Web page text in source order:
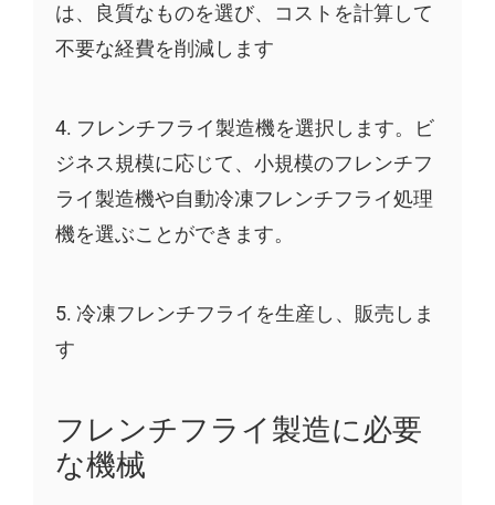
は、良質なものを選び、コストを計算して
不要な経費を削減します
4. フレンチフライ製造機を選択します。ビ
ジネス規模に応じて、小規模のフレンチフ
ライ製造機や自動冷凍フレンチフライ処理
機を選ぶことができます。
5. 冷凍フレンチフライを生産し、販売しま
す
フレンチフライ製造に必要
な機械